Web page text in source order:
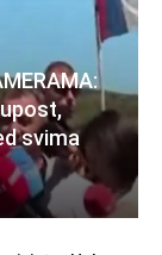
svima